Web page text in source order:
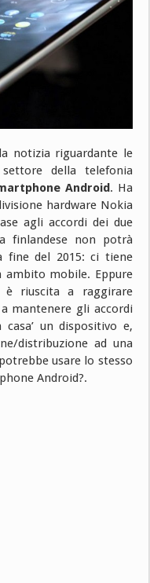
notizia riguardante le
della telefonia
Android. Ha
hardware Nokia
agli accordi dei due
finlandese non potrà
fine del 2015: ci tiene
mobile. Eppure
riuscita a raggirare
mantenere gli accordi
un dispositivo e,
distribuzione ad una
usare lo stesso
Android?.